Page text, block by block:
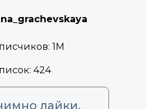
1M
424
лайки,